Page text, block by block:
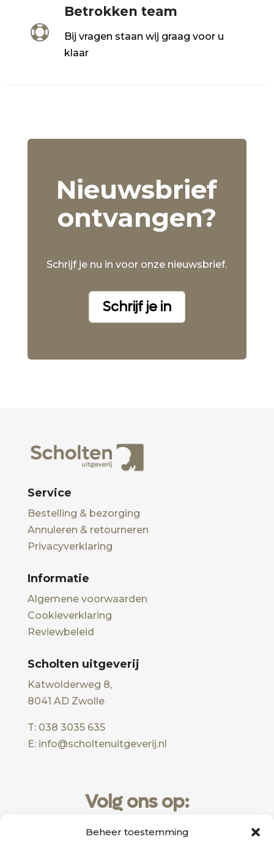
Beheer toestemming

Betrokken team
Bij vragen staan wij graag voor u
klaar
Nieuwsbrief
ontvangen?
Schrijf je nu in voor onze nieuwsbrief.
Schrijf je in
Service
Bestelling & bezorging
Annuleren & retourneren
Privacyverklaring
Informatie
Algemene voorwaarden
Cookieverklaring
Reviewbeleid
Scholten uitgeverij
Katwolderweg 8,
8041 AD Zwolle
T: 038 3035 635
E: info@scholtenuitgeverij.nl
Volg ons op: